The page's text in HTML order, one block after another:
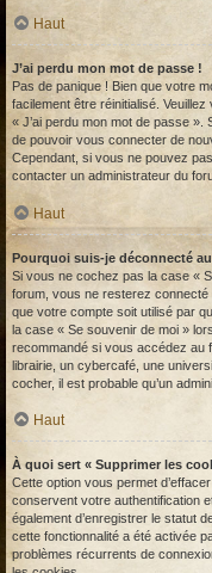
Haut
J’ai perdu mon mot de passe !
Pas de panique ! Bien que votre
facilement être réinitialisé.
« J’ai perdu mon mot de passe
de pouvoir vous connecter de
Cependant, si vous ne pouvez
contacter un administrateur du
Haut
Pourquoi suis-je déconnecté
Si vous ne cochez pas la case «
forum, vous ne resterez connecté
que votre compte soit utilisé par
la case « Se souvenir de moi »
recommandé si vous accédez au
librairie, un cybercafé, une
cocher, il est probable qu’un
Haut
À quoi sert « Supprimer les
Cette option vous permet
conservent votre authentification
également d’enregistrer le statut
cette fonctionnalité a été activée
problèmes récurrents de